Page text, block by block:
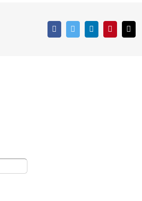
FacebookTwitter LinkedInPinterest